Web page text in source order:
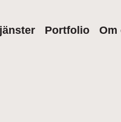
Portfolio Om